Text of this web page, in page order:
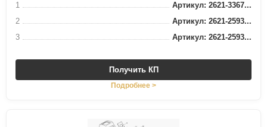
1
Артикул: 2621-3367...
2
Артикул: 2621-2593...
3
Артикул: 2621-2593...
Получить КП
Подробнее >